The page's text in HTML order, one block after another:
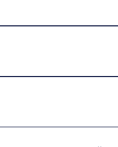
حسب المستوى الأكاديمي
الأكاديمية الخاصة بمستوى
بنجاح، يحصل الطالب على الشهادة